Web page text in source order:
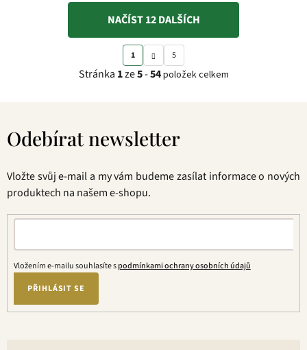
O
v
l
a
c
p
k
v
ý
s
NAČÍST 12 DALŠÍCH
S
t
r
o
á
1 5
Stránka 1ze5-54položek celkem
Odebírat newsletter
Vložte svůj e-mail a my vám budeme zasílat informace o nových
produktech na našem e-shopu.
Vložením e-mailu souhlasíte spodmínkami ochrany osobních údajů
PŘIHLÁSIT SE